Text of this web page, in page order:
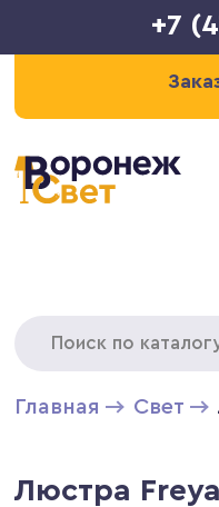
+7
Главная Свет
Люстра